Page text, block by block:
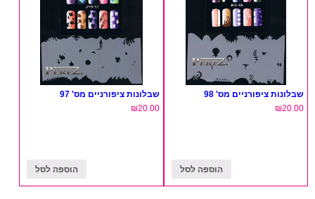
שבלונות ציפורניים מס' 98
₪20.00
הוספה לסל
שבלונות ציפורניים מס' 97
₪20.00
הוספה לסל